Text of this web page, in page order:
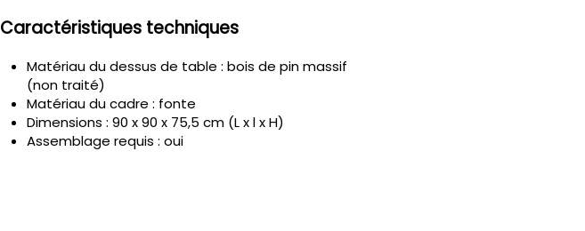
Caractéristiques techniques
Matériau du dessus de table : bois de pin massif
(non traité)
Matériau du cadre : fonte
Dimensions : 90 x 90 x 75,5 cm (L x l x H)
Assemblage requis : oui